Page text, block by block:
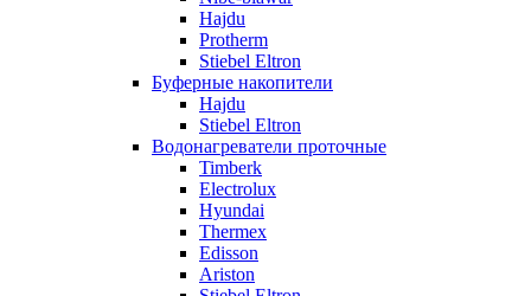
Hajdu
Protherm
Stiebel Eltron
Буферные накопители
Hajdu
Stiebel Eltron
Водонагреватели проточные
Timberk
Electrolux
Hyundai
Thermex
Edisson
Ariston